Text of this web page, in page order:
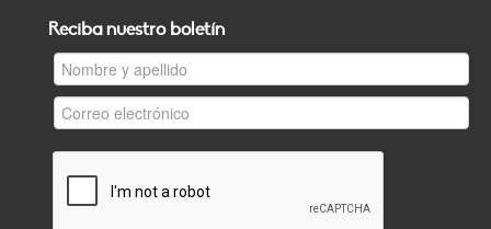
Reciba nuestro boletín